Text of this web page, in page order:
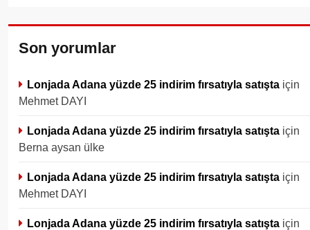
Son yorumlar
Lonjada Adana yüzde 25 indirim fırsatıyla satışta için
Mehmet DAYI
Lonjada Adana yüzde 25 indirim fırsatıyla satışta için
Berna aysan ülke
Lonjada Adana yüzde 25 indirim fırsatıyla satışta için
Mehmet DAYI
Lonjada Adana yüzde 25 indirim fırsatıyla satışta için